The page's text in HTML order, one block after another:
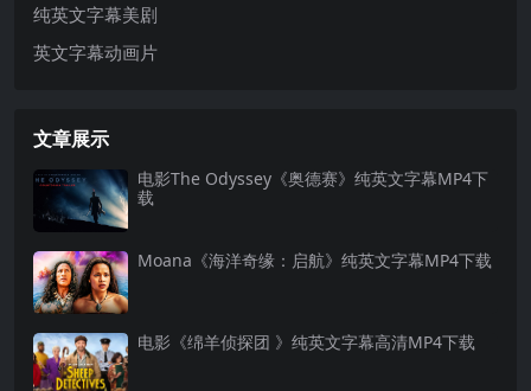
纯英文字幕美剧
英文字幕动画片
文章展示
电影The Odyssey《奥德赛》纯英文字幕MP4下
载
Moana《海洋奇缘：启航》纯英文字幕MP4下载
电影《绵羊侦探团 》纯英文字幕高清MP4下载